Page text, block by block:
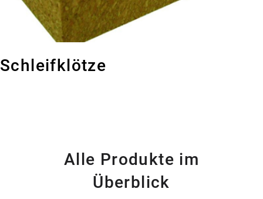
Schleifklötze
Alle Produkte im
Überblick